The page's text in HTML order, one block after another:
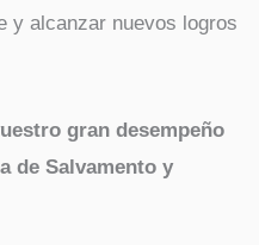
y alcanzar nuevos logros
gran desempeño
de Salvamento y